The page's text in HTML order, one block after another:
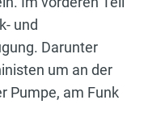
und
Darunter
um an der
Pumpe, am Funk